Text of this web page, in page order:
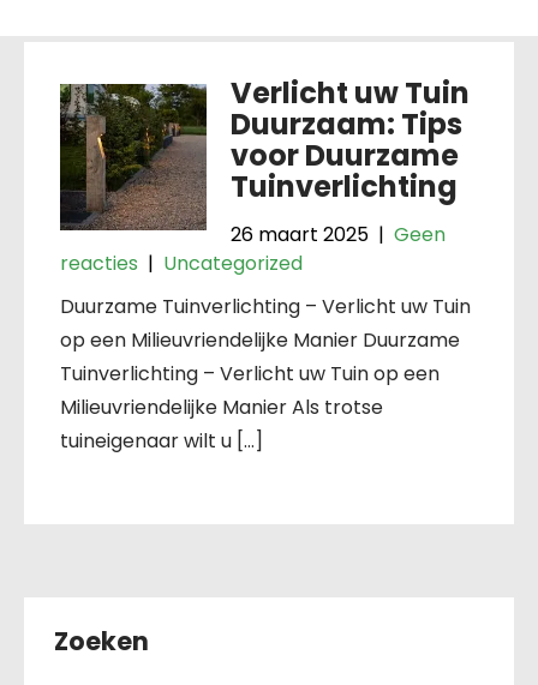
Verlicht uw Tuin
Duurzaam: Tips
voor Duurzame
Tuinverlichting
26 maart 2025 | Geen
reacties | Uncategorized
Duurzame Tuinverlichting – Verlicht uw Tuin
op een Milieuvriendelijke Manier Duurzame
Tuinverlichting – Verlicht uw Tuin op een
Milieuvriendelijke Manier Als trotse
tuineigenaar wilt u […]
Zoeken